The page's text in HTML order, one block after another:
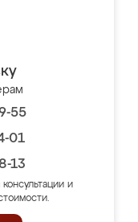
55
01
13
и